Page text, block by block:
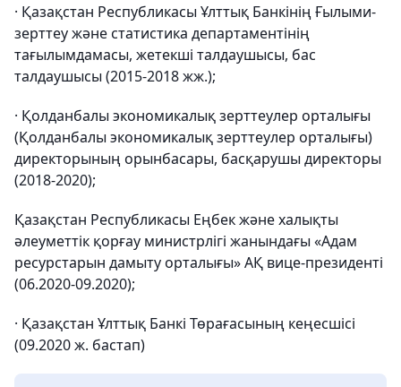
· Қазақстан Республикасы Ұлттық Банкінің Ғылыми-
зерттеу және статистика департаментінің
тағылымдамасы, жетекші талдаушысы, бас
талдаушысы (2015-2018 жж.);
· Қолданбалы экономикалық зерттеулер орталығы
(Қолданбалы экономикалық зерттеулер орталығы)
директорының орынбасары, басқарушы директоры
(2018-2020);
Қазақстан Республикасы Еңбек және халықты
әлеуметтік қорғау министрлігі жанындағы «Адам
ресурстарын дамыту орталығы» АҚ вице-президенті
(06.2020-09.2020);
· Қазақстан Ұлттық Банкі Төрағасының кеңесшісі
(09.2020 ж. бастап)